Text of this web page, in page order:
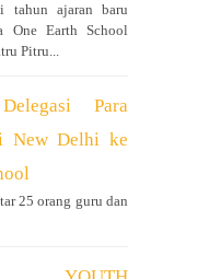
tahun ajaran baru
One Earth School
Pitru...
Para
New Delhi ke
25 orang guru dan